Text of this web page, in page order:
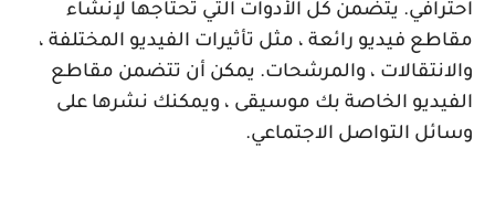
احترافي. يتضمن كل الأدوات التي تحتاجها لإنشاء
مقاطع فيديو رائعة ، مثل تأثيرات الفيديو المختلفة ،
والانتقالات ، والمرشحات. يمكن أن تتضمن مقاطع
الفيديو الخاصة بك موسيقى ، ويمكنك نشرها على
وسائل التواصل الاجتماعي.